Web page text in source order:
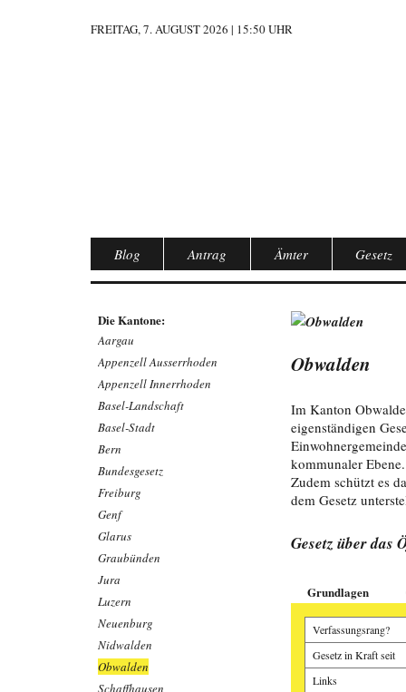
FREITAG, 7. AUGUST 2026 | 15:50 UHR
Blog Antrag Ämter Gesetz
Die Kantone:
Aargau
Appenzell Ausserrhoden
Appenzell Innerrhoden
Basel-Landschaft
Basel-Stadt
Bern
Bundesgesetz
Freiburg
Genf
Glarus
Graubünden
Jura
Luzern
Neuenburg
Nidwalden
Obwalden
Schaffhausen
Obwalden
Im Kanton
eigenständigen
kommunaler
Zudem schützt es
dem Gesetz
Gesetz über das
Grundlagen
Verfassungsrang?
Gesetz in Kraft seit
Links